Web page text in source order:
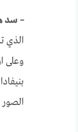
– سد
الصور